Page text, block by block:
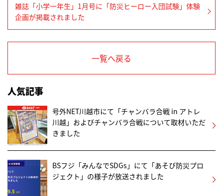
雑誌「小学一年生」1月号に「防災ヒーロー入団試験」体験
企画が掲載されました
一覧へ戻る
人気記事
号外NET川越市にて「チャンバラ合戦 in アトレ
川越」およびチャンバラ合戦について取材いただ
きました
BSフジ「みんなでSDGs」にて「あそび防災プロ
ジェクト」の様子が放送されました